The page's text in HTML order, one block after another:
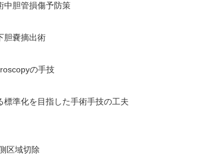
中胆管損傷予防策
胆嚢摘出術
の手技
準化を目指した手術手技の工夫
区域切除